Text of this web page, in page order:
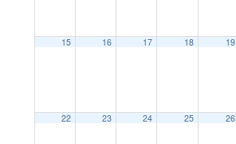
15 16 17 18 19
22 23 24 25 26